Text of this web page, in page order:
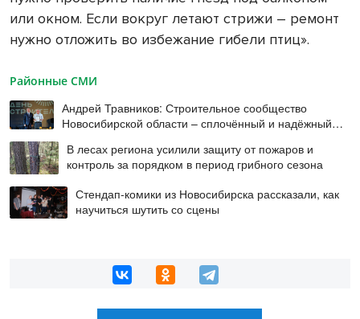
или окном. Если вокруг летают стрижи – ремонт
нужно отложить во избежание гибели птиц».
Районные СМИ
Андрей Травников: Строительное сообщество
Новосибирской области – сплочённый и надёжный
В лесах региона усилили защиту от пожаров и
контроль за порядком в период грибного сезона
Стендап-комики из Новосибирска рассказали, как
научиться шутить со сцены